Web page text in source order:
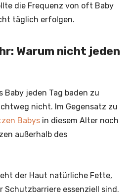
die Frequenz von oft Baby
täglich erfolgen.
Warum nicht jeden
Baby jeden Tag baden zu
nicht. Im Gegensatz zu
Babys in diesem Alter noch
außerhalb des
der Haut natürliche Fette,
Schutzbarriere essenziell sind.